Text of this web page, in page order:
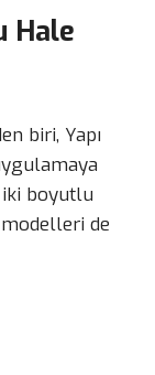
Hale
biri, Yapı
iki boyutlu
de